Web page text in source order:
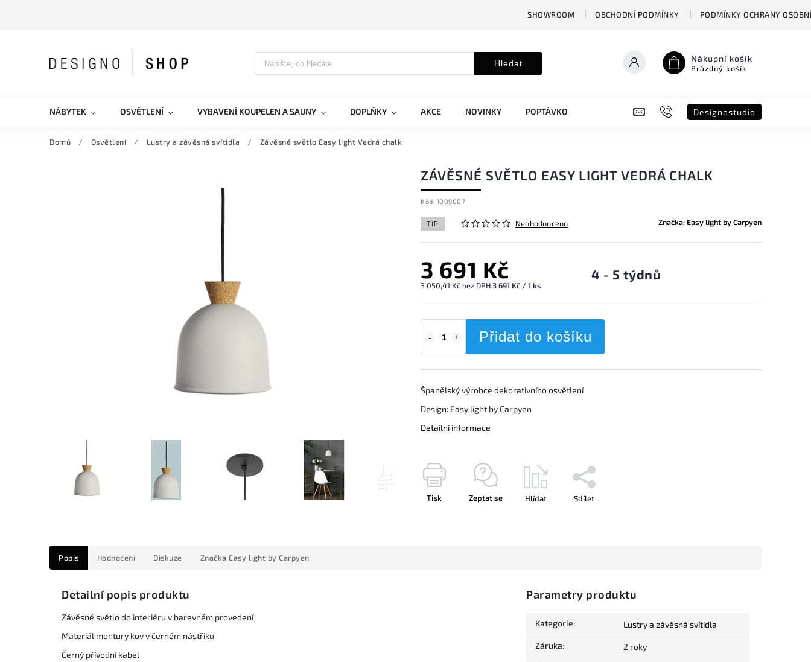
SHOWROOM OBCHODNÍ PODMÍNKY PODMÍNKY OCHRANY
Hledat Nákupní košík
Prázdný košík
NÁBYTEK OSVĚTLENÍ VYBAVENÍ KOUPELEN A SAUNY DOPLŇKY AKCE NOVINKY POPTÁVKOVÝ FORMULÁŘ B2B SHOWROOM
Designostudio
Domů / Osvětlení / Lustry a závěsná svítidla / Závěsné světlo Easy light Vedrá chalk
ZÁVĚSNÉ SVĚTLO EASY LIGHT VEDRÁ CHALK
Kód: 1009007
TIP Neohodnoceno Značka:Easy light by Carpyen
3 691 Kč
3 050,41 Kč bez DPH3 691 Kč / 1 ks
4 - 5 týdnů
Přidat do košíku
Španělský výrobce dekorativního osvětlení
Design: Easy light by Carpyen
Detailní informace
Tisk Zeptat se Hlídat Sdílet
Popis Hodnocení Diskuze Značka Easy light by Carpyen
Detailní popis produktu
Závěsné světlo do interiéru v barevném provedení
Materiál montury kov v černém nástřiku
Černý přívodní kabel
Parametry produktu
Kategorie: Lustry a závěsná svítidla
Záruka: 2 roky